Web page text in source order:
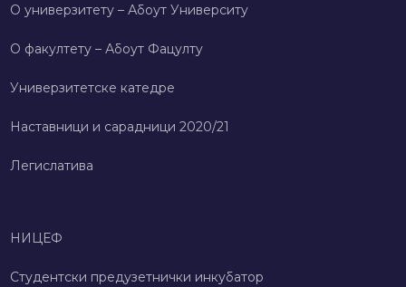
О универзитету – Абоут Университy
О факултету – Абоут Фацултy
Универзитетске катедре
Наставници и сарадници 2020/21
Легислатива
НИЦЕФ
Студентски предузетнички инкубатор